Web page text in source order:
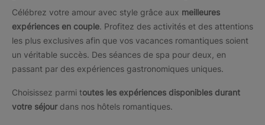
Célébrez votre amour avec style grâce aux meilleures
expériences en couple. Profitez des activités et des attentions
les plus exclusives afin que vos vacances romantiques soient
un véritable succès. Des séances de spa pour deux, en
passant par des expériences gastronomiques uniques.
Choisissez parmi toutes les expériences disponibles durant
votre séjourdans nos hôtels romantiques.